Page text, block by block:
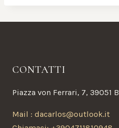
CONTATTI
Piazza von Ferrari, 7, 39051
Mail : dacarlos@outlook.it